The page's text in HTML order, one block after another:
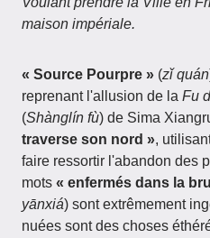
maison impériale.
« Source Pourpre » (zǐ quán
reprenant l'allusion de la Fu
(Shànglín fù) de Sima
traverse son nord »,
faire ressortir l'abandon des
mots « enfermés dans la
yānxiá) sont extrêmement
nuées sont des choses